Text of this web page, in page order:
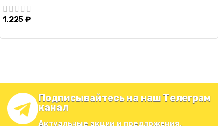
1,225 ₽
Подписывайтесь на наш Телеграм
канал
Актуальные акции и предложения,